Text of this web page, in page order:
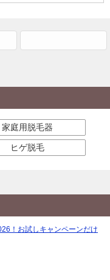
家庭用脱毛器
ヒゲ脱毛
！お試しキャンペーンだけ